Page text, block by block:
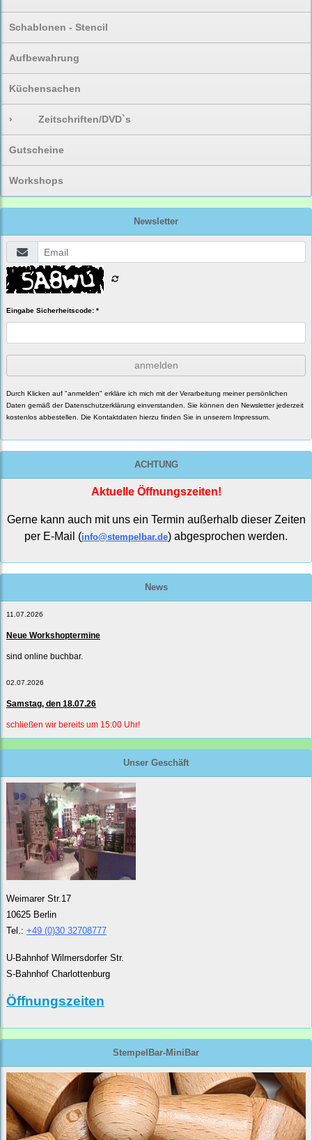
Schablonen - Stencil
Aufbewahrung
Küchensachen
› Zeitschriften/DVD`s
Gutscheine
Workshops
Newsletter
Eingabe Sicherheitscode: *
anmelden
Durch Klicken auf "anmelden" erkläre ich mich mit der Verarbeitung meiner persönlichen
Daten gemäß der Datenschutzerklärung einverstanden. Sie können den Newsletter jederzeit
kostenlos abbestellen. Die Kontaktdaten hierzu finden Sie in unserem Impressum.
ACHTUNG
Aktuelle Öffnungszeiten!
Gerne kann auch mit uns ein Termin außerhalb dieser Zeiten
per E-Mail (info@stempelbar.de) abgesprochen werden.
News
11.07.2026
Neue Workshoptermine
sind online buchbar.
02.07.2026
Samstag, den 18.07.26
schließen wir bereits um 15:00 Uhr!
Unser Geschäft
Weimarer Str.17
10625 Berlin
Tel.: +49 (0)30 32708777
U-Bahnhof Wilmersdorfer Str.
S-Bahnhof Charlottenburg
Öffnungszeiten
StempelBar-MiniBar